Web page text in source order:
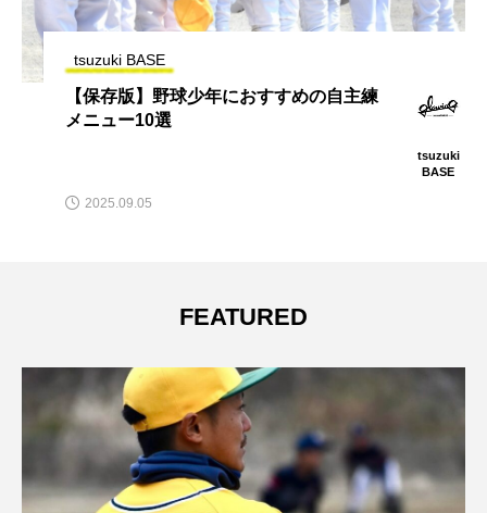
tsuzuki BASE
世界一を経験した女子野球選手の決意
CHIHIRO
FUNAKO
2025.07.24
FEATURED